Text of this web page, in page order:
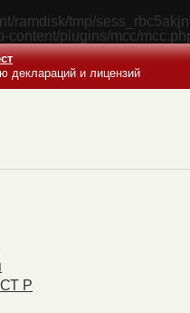
ramdisk/tmp/
content/plugins/mcc/
деклараций и лицензий
Р